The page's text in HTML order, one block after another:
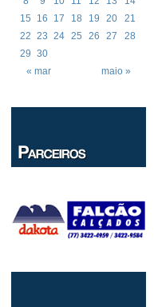
« mar maio »
15
16 17 18 19 20
21
22
23 24 25 26 27
28
29
30